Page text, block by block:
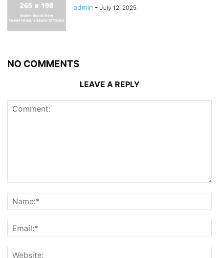
admin - July 12, 2025
NO COMMENTS
LEAVE A REPLY